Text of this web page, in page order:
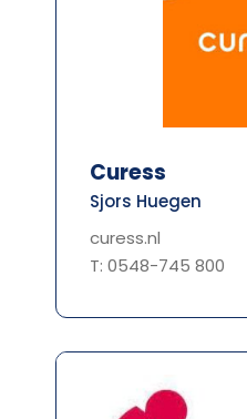
Curess
Sjors Huegen
curess.nl
T: 0548-745 800